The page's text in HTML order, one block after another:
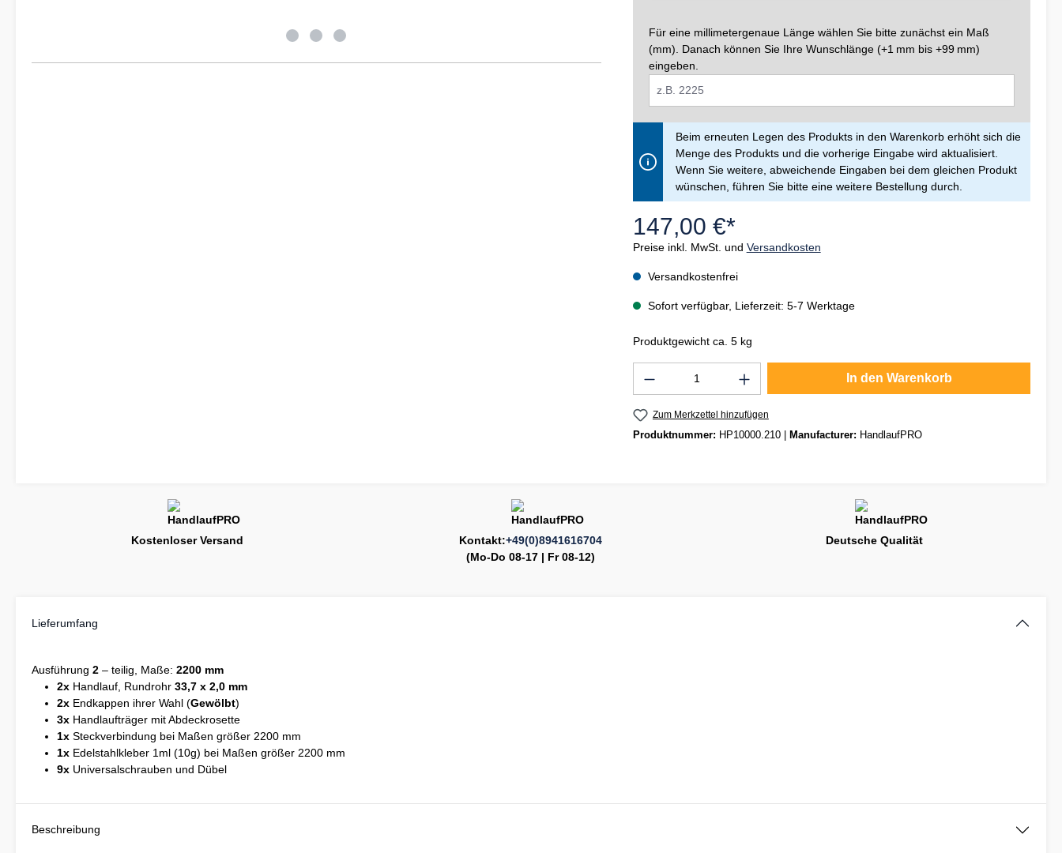
Für eine millimetergenaue Länge wählen Sie bitte zunächst ein Maß
(mm). Danach können Sie Ihre Wunschlänge (+1 mm bis +99 mm)
eingeben.
Beim erneuten Legen des Produkts in den Warenkorb erhöht sich die
Menge des Produkts und die vorherige Eingabe wird aktualisiert.
Wenn Sie weitere, abweichende Eingaben bei dem gleichen Produkt
wünschen, führen Sie bitte eine weitere Bestellung durch.
147,00 €*
Preise inkl. MwSt. und Versandkosten
Versandkostenfrei
Sofort verfügbar, Lieferzeit: 5-7 Werktage
Produktgewicht ca. 5 kg
Produkt Anzahl: Gib den gewünschten Wert ein
In den Warenkorb
Zum Merkzettel hinzufügen
Produktnummer: HP10000.210 Manufacturer: HandlaufPRO
Kostenloser Versand Kontakt:+49(0)8941616704
(Mo-Do 08-17 | Fr 08-12)
Deutsche Qualität
Lieferumfang
Ausführung 2 – teilig, Maße: 2200 mm
2x Handlauf, Rundrohr 33,7 x 2,0 mm
2x Endkappen ihrer Wahl (Gewölbt)
3x Handlaufträger mit Abdeckrosette
1x Steckverbindung bei Maßen größer 2200 mm
1x Edelstahlkleber 1ml (10g) bei Maßen größer 2200 mm
9x Universalschrauben und Dübel
Beschreibung